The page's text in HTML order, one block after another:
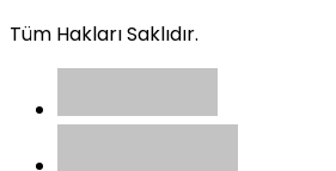
Tüm Hakları Saklıdır.